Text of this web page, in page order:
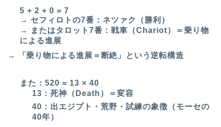
5 + 2 + 0 = 7
→ セフィロトの7番：ネツァク（勝利）
→ またはタロット7番：戦車（Chariot）＝乗り物
による進展
→ 「乗り物による進展＝断絶」という逆転構造
また：520 = 13 × 40
13：死神（Death）＝変容
40：出エジプト・荒野・試練の象徴（モーセの
40年）